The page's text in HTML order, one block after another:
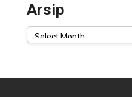
Arsip
Arsip